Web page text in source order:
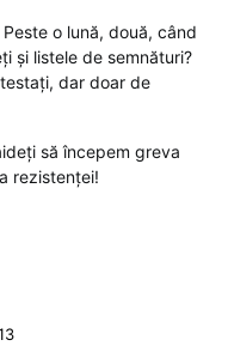
o lună, două, când
și listele de semnături?
dar doar de
să începem greva
rezistenței!